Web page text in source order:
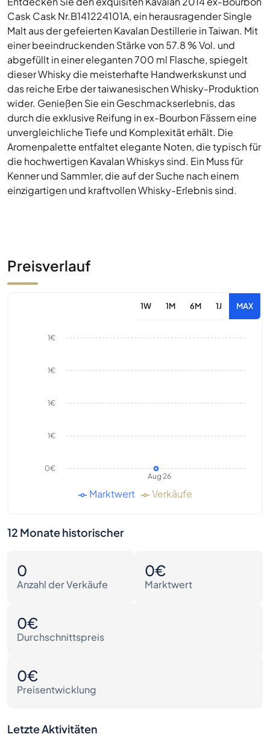
Cask Cask Nr.B141224101A, ein herausragender Single
Malt aus der gefeierten Kavalan Destillerie in Taiwan. Mit
einer beeindruckenden Stärke von 57.8 % Vol. und
abgefüllt in einer eleganten 700 ml Flasche, spiegelt
dieser Whisky die meisterhafte Handwerkskunst und
das reiche Erbe der taiwanesischen Whisky-Produktion
wider. Genießen Sie ein Geschmackserlebnis, das
durch die exklusive Reifung in ex-Bourbon Fässern eine
unvergleichliche Tiefe und Komplexität erhält. Die
Aromenpalette entfaltet elegante Noten, die typisch für
die hochwertigen Kavalan Whiskys sind. Ein Muss für
Kenner und Sammler, die auf der Suche nach einem
einzigartigen und kraftvollen Whisky-Erlebnis sind.
Preisverlauf
1W 1M 6M 1J MAX
Aug 26
0€
1€
1€
1€
1€
Marktwert Verkäufe
12 Monate historischer
0
Anzahl der Verkäufe
0€
Marktwert
0€
Durchschnittspreis
0€
Preisentwicklung
Letzte Aktivitäten